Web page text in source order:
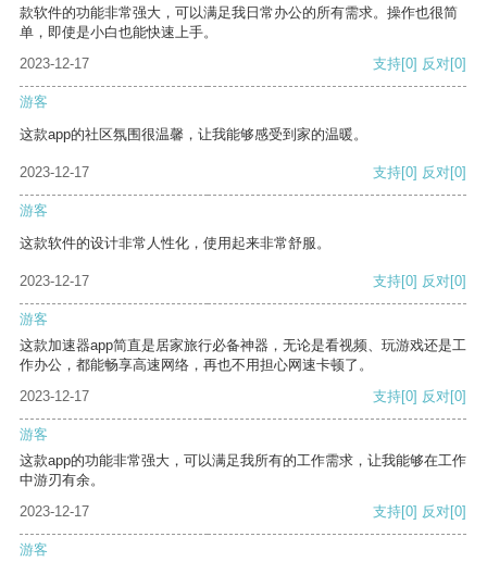
款软件的功能非常强大，可以满足我日常办公的所有需求。操作也很简
单，即使是小白也能快速上手。
2023-12-17
支持[0] 反对[0]
游客
这款app的社区氛围很温馨，让我能够感受到家的温暖。
2023-12-17 支持[0] 反对[0]
游客
这款软件的设计非常人性化，使用起来非常舒服。
2023-12-17 支持[0] 反对[0]
游客
这款加速器app简直是居家旅行必备神器，无论是看视频、玩游戏还是工
作办公，都能畅享高速网络，再也不用担心网速卡顿了。
2023-12-17
支持[0] 反对[0]
游客
这款app的功能非常强大，可以满足我所有的工作需求，让我能够在工作
中游刃有余。
2023-12-17
支持[0] 反对[0]
游客